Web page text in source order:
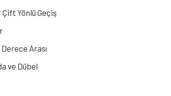
Yönlü Geçiş
Arası
ve Dübel